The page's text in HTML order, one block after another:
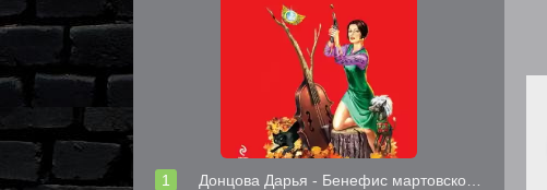
Донцова Дарья - Бенефис мартовской кошки